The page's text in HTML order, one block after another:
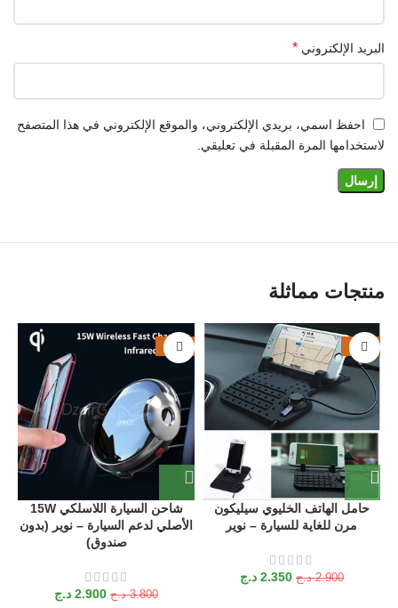
البريد الإلكتروني *
احفظ اسمي، بريدي الإلكتروني، والموقع الإلكتروني في هذا المتصفح
لاستخدامها المرة المقبلة في تعليقي.
منتجات مماثلة
-19%
حامل الهاتف الخليوي سيليكون
مرن للغاية للسيارة – نوير
2.900 د.ج 2.350 د.ج
-24%
شاحن السيارة اللاسلكي 15W
الأصلي لدعم السيارة – نوير (بدون
صندوق)
3.800 د.ج 2.900 د.ج